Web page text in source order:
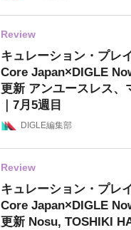
Review
キュレーション・プレ
Core Japan×DIGLE
更新 アンユースレス、
｜7月5週目
DIGLE編集部
Review
キュレーション・プレ
Core Japan×DIGLE
更新 Nosu, TOSHIKI